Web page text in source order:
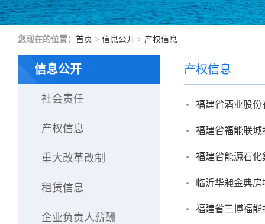
您现在的位置： 首页 > 信息公开 > 产权信息
信息公开
社会责任
产权信息
重大改革改制
租赁信息
企业负责人薪酬
产权信息
福建省酒业股份
福建省福能联城
福建省能源石
临沂华昶金典
福建省三博福能